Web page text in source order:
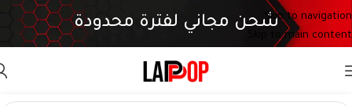
Skip to navigation
Skip to main content
شحن مجاني لفترة محدودة